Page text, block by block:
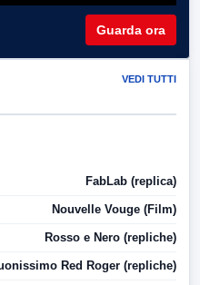
Guarda ora
VEDI TUTTI
FabLab (replica)
Nouvelle Vouge (Film)
Rosso e Nero (repliche)
Red Roger (repliche)